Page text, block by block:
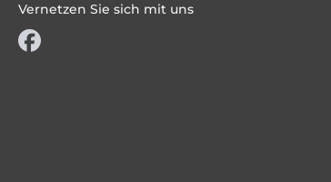
Vernetzen Sie sich mit uns